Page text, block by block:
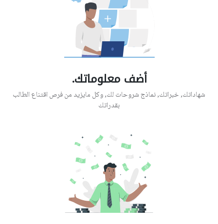
أضف معلوماتك.
شهاداتك, خبراتك, نماذج شروحات لك, وكل مايزيد من فرص اقتناع الطالب
بقدراتك